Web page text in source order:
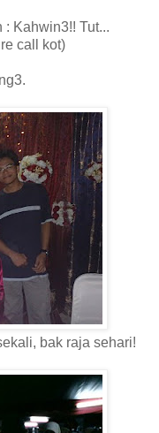
: Kahwin3!! Tut...
call kot)
bak raja sehari!